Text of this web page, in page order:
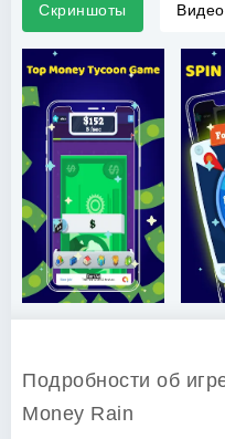
Скриншоты Видео
Подробности об
Money Rain